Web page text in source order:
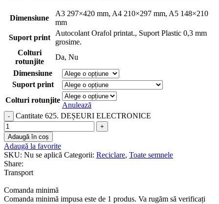
Dimensiune
A3 297×420 mm, A4 210×297 mm, A5 148×210
mm
Suport print
Autocolant Orafol printat., Suport Plastic 0,3 mm
grosime.
Colturi
rotunjite
Da, Nu
Dimensiune
Suport print
Colturi rotunjite
Anulează
Cantitate 625. DEȘEURI ELECTRONICE
Adaugă în coș
Adaugă la favorite
SKU: Nu se aplică Categorii: Reciclare, Toate semnele
Share:
Transport
Comanda minimă
Comanda minimă impusa este de 1 produs. Va rugăm să verificați